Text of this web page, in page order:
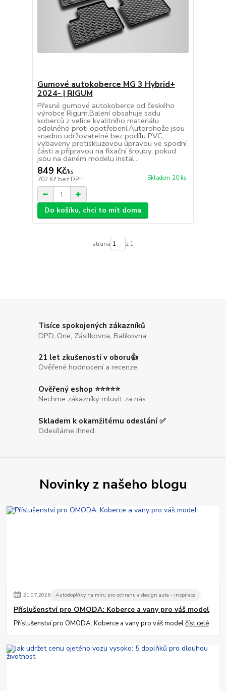
Gumové autokoberce MG 3 Hybrid+
2024- | RIGUM
Přesné gumové autokoberce od českého
výrobce Rigum.Balení obsahuje sadu
koberců z velice kvalitního materiálu
odolného proti opotřebení.Autorohože jsou
snadno udržovatelné bez podílu PVC,
vybaveny protiskluzovou úpravou ve spodní
části a přípravou na fixační šrouby, pokud
jsou na daném modelu instal...
849 Kč/ks
702 Kč bez DPH Skladem 20 ks
Do košíku, chci to mít doma
strana z 1
Tisíce spokojených zákazníků
DPD, One, Zásilkovna, Balíkovna
21 let zkušeností v oboru👍
Ověřené hodnocení a recenze
Ověřený eshop ⭐⭐⭐⭐⭐
Nechme zákazníky mluvit za nás
Skladem k okamžitému odeslání ✅
Odesíláme ihned
Novinky z našeho blogu
21.07.2026 Autodoplňky na míru pro ochranu a design auta - inspirace
Příslušenství pro OMODA: Koberce a vany pro váš model
Příslušenství pro OMODA: Koberce a vany pro váš modelčíst celé